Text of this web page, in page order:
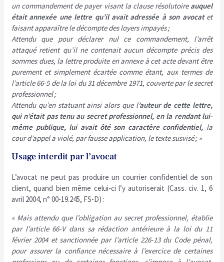
un commandement de payer visant la clause résolutoire auquel
était annexée une lettre qu’il avait adressée à son avocatet
faisant apparaître le décompte des loyers impayés ;
Attendu que pour déclarer nul ce commandement, l’arrêt
attaqué retient qu’il ne contenait aucun décompte précis des
sommes dues, la lettre produite en annexe à cet acte devant être
purement et simplement écartée comme étant, aux termes de
l’article 66-5 de la loi du 31 décembre 1971, couverte par le secret
professionnel ;
Attendu qu’en statuant ainsi alors que l’auteur de cette lettre,
qui n’était pas tenu au secret professionnel, en la rendant lui-
même publique, lui avait ôté son caractère confidentiel, la
cour d’appel a violé, par fausse application, le texte susvisé ; »
Usage interdit par l’avocat
L’avocat ne peut pas produire un courrier confidentiel de son
client, quand bien même celui-ci l’y autoriserait (Cass. civ. 1, 6
avril 2004, n° 00-19.245, FS-D) :
« Mais attendu que l’obligation au secret professionnel, établie
par l’article 66-V dans sa rédaction antérieure à la loi du 11
février 2004 et sanctionnée par l’article 226-13 du Code pénal,
pour assurer la confiance nécessaire à l’exercice de certaines